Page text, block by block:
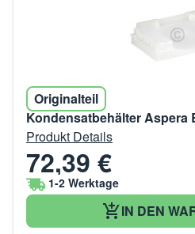
Originalteil
Kondensatbehälter Aspera
Produkt Details
72,39 €
1-2 Werktage
IN DEN